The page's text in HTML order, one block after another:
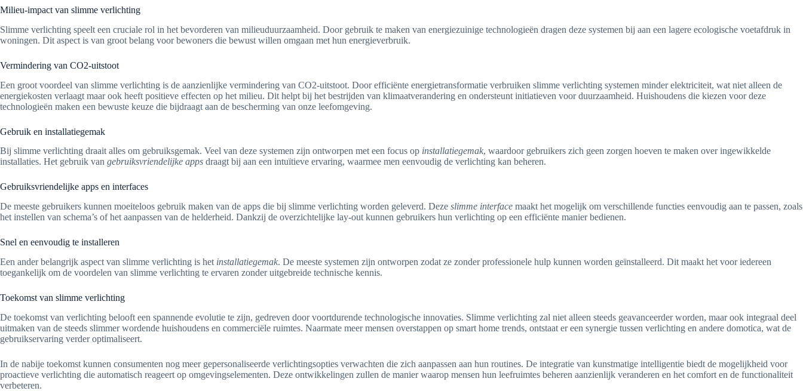
Milieu-impact van slimme verlichting
Slimme verlichting speelt een cruciale rol in het bevorderen van milieuduurzaamheid. Door gebruik te maken van energiezuinige technologieën dragen deze systemen bij aan een lagere ecologische voetafdruk in
woningen. Dit aspect is van groot belang voor bewoners die bewust willen omgaan met hun energieverbruik.
Vermindering van CO2-uitstoot
Een groot voordeel van slimme verlichting is de aanzienlijke vermindering van CO2-uitstoot. Door efficiënte energietransformatie verbruiken slimme verlichting systemen minder elektriciteit, wat niet alleen de
energiekosten verlaagt maar ook heeft positieve effecten op het milieu. Dit helpt bij het bestrijden van klimaatverandering en ondersteunt initiatieven voor duurzaamheid. Huishoudens die kiezen voor deze
technologieën maken een bewuste keuze die bijdraagt aan de bescherming van onze leefomgeving.
Gebruik en installatiegemak
Bij slimme verlichting draait alles om gebruiksgemak. Veel van deze systemen zijn ontworpen met een focus op installatiegemak, waardoor gebruikers zich geen zorgen hoeven te maken over ingewikkelde
installaties. Het gebruik van gebruiksvriendelijke apps draagt bij aan een intuïtieve ervaring, waarmee men eenvoudig de verlichting kan beheren.
Gebruiksvriendelijke apps en interfaces
De meeste gebruikers kunnen moeiteloos gebruik maken van de apps die bij slimme verlichting worden geleverd. Deze slimme interface maakt het mogelijk om verschillende functies eenvoudig aan te passen, zoals
het instellen van schema’s of het aanpassen van de helderheid. Dankzij de overzichtelijke lay-out kunnen gebruikers hun verlichting op een efficiënte manier bedienen.
Snel en eenvoudig te installeren
Een ander belangrijk aspect van slimme verlichting is het installatiegemak. De meeste systemen zijn ontworpen zodat ze zonder professionele hulp kunnen worden geïnstalleerd. Dit maakt het voor iedereen
toegankelijk om de voordelen van slimme verlichting te ervaren zonder uitgebreide technische kennis.
Toekomst van slimme verlichting
De toekomst van verlichting belooft een spannende evolutie te zijn, gedreven door voortdurende technologische innovaties. Slimme verlichting zal niet alleen steeds geavanceerder worden, maar ook integraal deel
uitmaken van de steeds slimmer wordende huishoudens en commerciële ruimtes. Naarmate meer mensen overstappen op smart home trends, ontstaat er een synergie tussen verlichting en andere domotica, wat de
gebruikservaring verder optimaliseert.
In de nabije toekomst kunnen consumenten nog meer gepersonaliseerde verlichtingsopties verwachten die zich aanpassen aan hun routines. De integratie van kunstmatige intelligentie biedt de mogelijkheid voor
proactieve verlichting die automatisch reageert op omgevingselementen. Deze ontwikkelingen zullen de manier waarop mensen hun leefruimtes beheren aanzienlijk veranderen en het comfort en de functionaliteit
verbeteren.